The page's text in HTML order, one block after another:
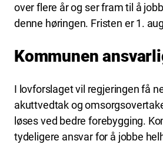
over flere år og ser fram til å
denne høringen. Fristen er 1.
Kommunen
I lovforslaget vil regjeringen få
akuttvedtak og
løses ved bedre forebygging.
tydeligere ansvar for å jobbe